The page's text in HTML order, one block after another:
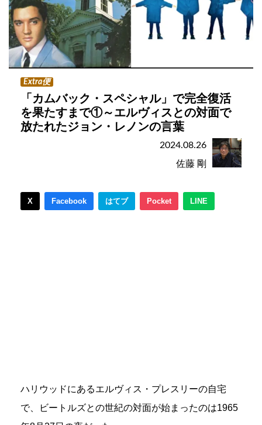
Extra便
「カムバック・スペシャル」で完全復活
を果たすまで①～エルヴィスとの対面で
放たれたジョン・レノンの言葉
2024.08.26
佐藤 剛
X Facebook はてブ Pocket LINE
ハリウッドにあるエルヴィス・プレスリーの自宅
で、ビートルズとの世紀の対面が始まったのは1965